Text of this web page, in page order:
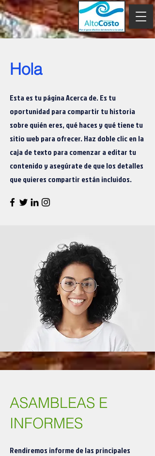
Hola
Esta es tu página Acerca de. Es tu
oportunidad para compartir tu historia
sobre quién eres, qué haces y qué tiene tu
sitio web para ofrecer. Haz doble clic en la
caja de texto para comenzar a editar tu
contenido y asegúrate de que los detalles
que quieres compartir están incluidos.
ASAMBLEAS E
INFORMES
Rendiremos informe de las principales